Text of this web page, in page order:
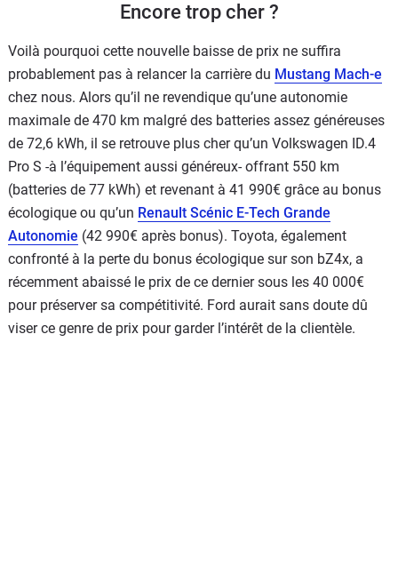
Encore trop cher ?
Voilà pourquoi cette nouvelle baisse de prix ne suffira
probablement pas à relancer la carrière du Mustang Mach-e
chez nous. Alors qu’il ne revendique qu’une autonomie
maximale de 470 km malgré des batteries assez généreuses
de 72,6 kWh, il se retrouve plus cher qu’un Volkswagen ID.4
Pro S -à l’équipement aussi généreux- offrant 550 km
(batteries de 77 kWh) et revenant à 41 990€ grâce au bonus
écologique ou qu’un Renault Scénic E-Tech Grande
Autonomie (42 990€ après bonus). Toyota, également
confronté à la perte du bonus écologique sur son bZ4x, a
récemment abaissé le prix de ce dernier sous les 40 000€
pour préserver sa compétitivité. Ford aurait sans doute dû
viser ce genre de prix pour garder l’intérêt de la clientèle.